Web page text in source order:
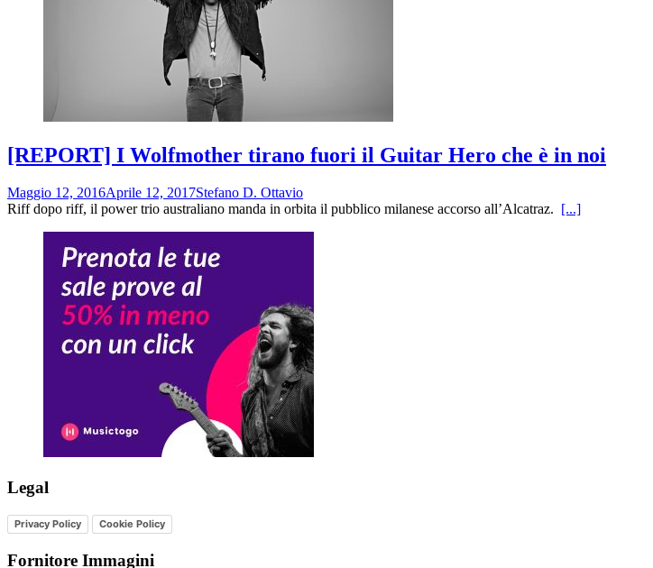
[REPORT] I Wolfmother tirano fuori il Guitar Hero che è in noi
Maggio 12, 2016Aprile 12, 2017Stefano D. Ottavio
Riff dopo riff, il power trio australiano manda in orbita il pubblico milanese accorso all’Alcatraz. [...]
Legal
Privacy Policy Cookie Policy
Fornitore Immagini